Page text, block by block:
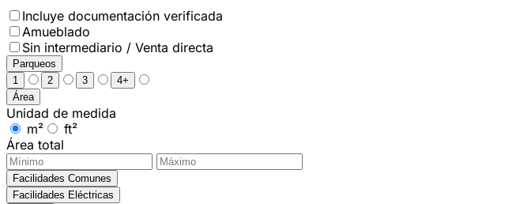
Incluye documentación verificada
Amueblado
Sin intermediario / Venta directa
Parqueos
1
2 3
4+
Área
Unidad de medida
m²
ft²
Área total
Facilidades Comunes
Facilidades Eléctricas